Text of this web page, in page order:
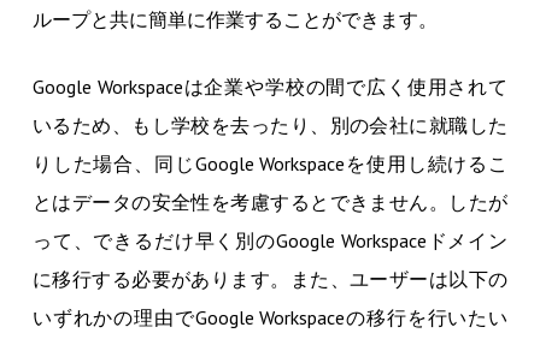
ループと共に簡単に作業することができます。
Google Workspaceは企業や学校の間で広く使用されて
いるため、もし学校を去ったり、別の会社に就職した
りした場合、同じGoogle Workspaceを使用し続けるこ
とはデータの安全性を考慮するとできません。したが
って、できるだけ早く別のGoogle Workspaceドメイン
に移行する必要があります。また、ユーザーは以下の
いずれかの理由でGoogle Workspaceの移行を行いたい